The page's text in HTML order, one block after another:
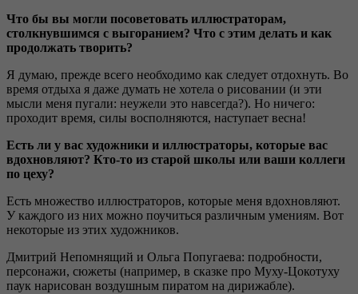
Что бы вы могли посоветовать иллюстраторам,
столкнувшимся с выгоранием? Что с этим делать и как
продолжать творить?
Я думаю, прежде всего необходимо как следует отдохнуть. Во
время отдыха я даже думать не хотела о рисовании (и эти
мысли меня пугали: неужели это навсегда?). Но ничего:
проходит время, силы восполняются, наступает весна!
Есть ли у вас художники и иллюстраторы, которые вас
вдохновляют? Кто-то из старой школы или ваши коллеги
по цеху?
Есть множество иллюстраторов, которые меня вдохновляют.
У каждого из них можно поучиться различным умениям. Вот
некоторые из этих художников.
Дмитрий Непомнящий и Ольга Попугаева: подробности,
персонажи, сюжеты (например, в сказке про Муху-Цокотуху
паук нарисован воздушным пиратом на дирижабле).